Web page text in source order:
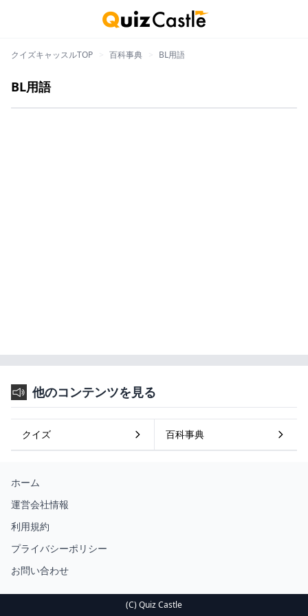
クイズキャッスルTOP 百科事典 BL用語
BL用語
他のコンテンツを見る
クイズ 百科事典
ホーム
運営会社情報
利用規約
プライバシーポリシー
お問い合わせ
(C) Quiz Castle